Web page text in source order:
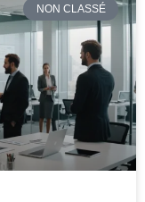
NON CLASSÉ